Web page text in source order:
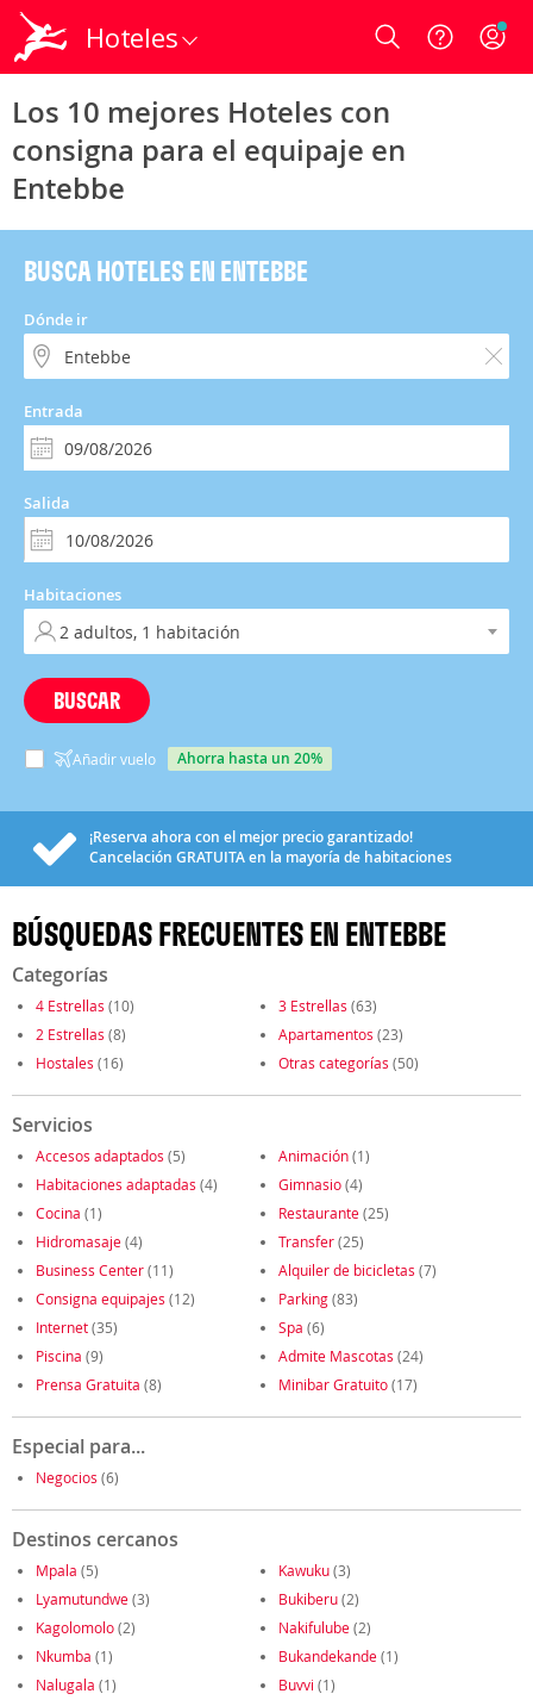
Hoteles Login
Los 10 mejores Hoteles con
consigna para el equipaje en
Entebbe
BUSCA HOTELES EN ENTEBBE
Dónde ir
Entrada
Salida
Habitaciones
BUSCAR
Añadir vuelo ahorra hasta un 20%
¡Reserva ahora con el mejor precio garantizado!
Cancelación GRATUITAen la mayoría de habitaciones
BÚSQUEDAS FRECUENTES EN ENTEBBE
Categorías
4 Estrellas (10) 3 Estrellas (63)
2 Estrellas (8) Apartamentos (23)
Hostales (16) Otras categorías (50)
Servicios
Accesos adaptados (5) Animación(1)
Habitaciones adaptadas (4) Gimnasio(4)
Cocina (1) Restaurante(25)
Hidromasaje(4) Transfer(25)
Business Center(11) Alquiler de bicicletas (7)
Consigna equipajes (12) Parking(83)
Internet(35) Spa (6)
Piscina (9) Admite Mascotas (24)
Prensa Gratuita (8) Minibar Gratuito(17)
Especial para...
Negocios (6)
Destinos cercanos
Mpala (5) Kawuku(3)
Lyamutundwe(3) Bukiberu(2)
Kagolomolo(2) Nakifulube(2)
Nkumba (1) Bukandekande(1)
Nalugala (1) Buvvi (1)